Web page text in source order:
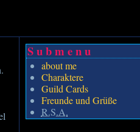
Submenu
about me
Charaktere
Guild Cards
Freunde und Grüße
R.S.A.